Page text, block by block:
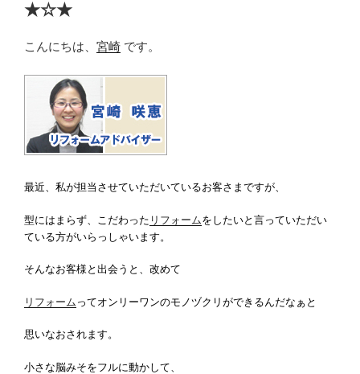
★☆★
こんにちは、 宮崎 です。
最近、私が担当させていただいているお客さまですが、
型にはまらず、こだわった リフォームをしたいと言っていただい
ている方がいらっしゃいます。
そんなお客様と出会うと、改めて
リフォーム ってオンリーワンのモノヅクリができるんだなぁと
思いなおされます。
小さな脳みそをフルに動かして、